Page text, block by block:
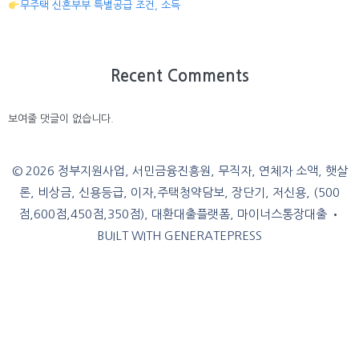
무주택 신혼부부 특별공급 조건, 소득
Recent Comments
보여줄 댓글이 없습니다.
© 2026 정부지원사업, 서민금융진흥원, 무직자, 연체자 소액, 햇살
론, 비상금, 신용등급, 이자,주택청약담보, 장단기, 저신용, (500
점,600점,450점,350점), 대환대출플랫폼, 마이너스통장대출 •
BUILT WITH GENERATEPRESS